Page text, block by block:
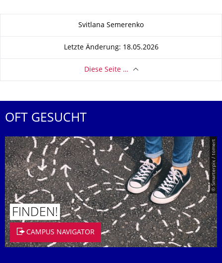
Svitlana Semerenko
Letzte Änderung: 18.05.2026
Diese Seite …
OFT GESUCHT
© Smarterpix / tomert
FINDEN!
CAMPUS NAVIGATOR